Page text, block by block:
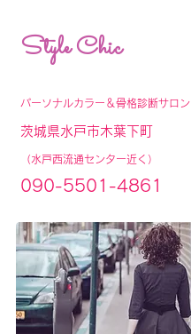
Style Chic
パーソナルカラー＆骨格診断サロン
茨城県水戸市木葉下町
（水戸西流通センター近く）
090-5501-4861